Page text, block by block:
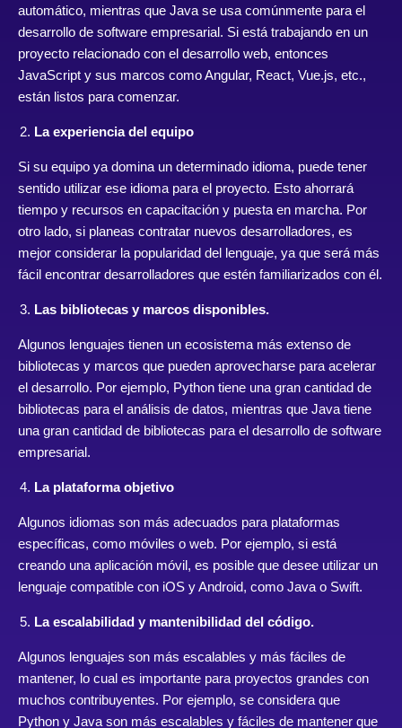
automático, mientras que Java se usa comúnmente para el
desarrollo de software empresarial. Si está trabajando en un
proyecto relacionado con el desarrollo web, entonces
JavaScript y sus marcos como Angular, React, Vue.js, etc.,
están listos para comenzar.
La experiencia del equipo
Si su equipo ya domina un determinado idioma, puede tener
sentido utilizar ese idioma para el proyecto. Esto ahorrará
tiempo y recursos en capacitación y puesta en marcha. Por
otro lado, si planeas contratar nuevos desarrolladores, es
mejor considerar la popularidad del lenguaje, ya que será más
fácil encontrar desarrolladores que estén familiarizados con él.
Las bibliotecas y marcos disponibles.
Algunos lenguajes tienen un ecosistema más extenso de
bibliotecas y marcos que pueden aprovecharse para acelerar
el desarrollo. Por ejemplo, Python tiene una gran cantidad de
bibliotecas para el análisis de datos, mientras que Java tiene
una gran cantidad de bibliotecas para el desarrollo de software
empresarial.
La plataforma objetivo
Algunos idiomas son más adecuados para plataformas
específicas, como móviles o web. Por ejemplo, si está
creando una aplicación móvil, es posible que desee utilizar un
lenguaje compatible con iOS y Android, como Java o Swift.
La escalabilidad y mantenibilidad del código.
Algunos lenguajes son más escalables y más fáciles de
mantener, lo cual es importante para proyectos grandes con
muchos contribuyentes. Por ejemplo, se considera que
Python y Java son más escalables y fáciles de mantener que